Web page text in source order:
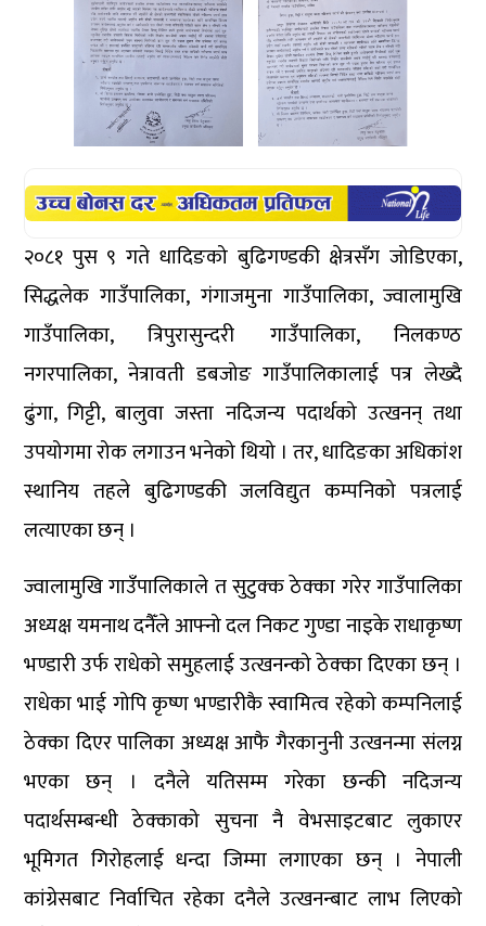
२०८१ पुस ९ गते धादिङको बुढिगण्डकी क्षेत्रसँग जोडिएका,
सिद्धलेक गाउँपालिका, गंगाजमुना गाउँपालिका, ज्वालामुखि
गाउँपालिका, त्रिपुरासुन्दरी गाउँपालिका, निलकण्ठ
नगरपालिका, नेत्रावती डबजोङ गाउँपालिकालाई पत्र लेख्दै
ढुंगा, गिट्टी, बालुवा जस्ता नदिजन्य पदार्थको उत्खनन् तथा
उपयोगमा रोक लगाउन भनेको थियो । तर, धादिङका अधिकांश
स्थानिय तहले बुढिगण्डकी जलविद्युत कम्पनिको पत्रलाई
लत्याएका छन् ।
ज्वालामुखि गाउँपालिकाले त सुटुक्क ठेक्का गरेर गाउँपालिका
अध्यक्ष यमनाथ दनैँले आफ्नो दल निकट गुण्डा नाइके राधाकृष्ण
भण्डारी उर्फ राधेको समुहलाई उत्खनन्को ठेक्का दिएका छन् ।
राधेका भाई गोपि कृष्ण भण्डारीकै स्वामित्व रहेको कम्पनिलाई
ठेक्का दिएर पालिका अध्यक्ष आफै गैरकानुनी उत्खनन्मा संलग्न
भएका छन् । दनैले यतिसम्म गरेका छन्की नदिजन्य
पदार्थसम्बन्धी ठेक्काको सुचना नै वेभसाइटबाट लुकाएर
भूमिगत गिरोहलाई धन्दा जिम्मा लगाएका छन् । नेपाली
कांग्रेसबाट निर्वाचित रहेका दनैले उत्खनन्बाट लाभ लिएको